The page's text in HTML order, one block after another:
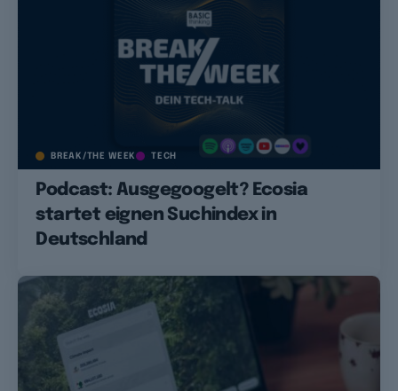
BREAK/THE WEEK TECH
Podcast: Ausgegoogelt? Ecosia
startet eignen Suchindex in
Deutschland